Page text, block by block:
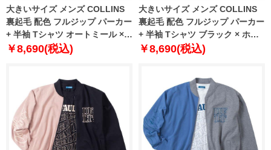
大きいサイズ メンズ COLLINS
裏起毛 配色 フルジップ パーカー
+ 半袖 Tシャツ オートミール ×
ブラック 1258-4310-1 3L 4L 5L
￥8,690(税込)
大きいサイズ メンズ COLLINS
裏起毛 配色 フルジップ パーカー
+ 半袖 Tシャツ ブラック × ホワ
イト 1258-4310-2 3L 4L 5L 6L
￥8,690(税込)